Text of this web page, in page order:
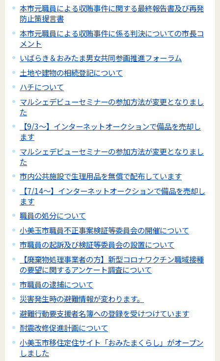
本市元職員による収賄事件に関する最終報告書及び再発
防止策提言書
本市元職員による収賄事件に係る判決についての市長コ
メント
いばらき＆おみたま男女共同参画推進フォーラム
土地や建物の相続登記について
ハチについて
マルシェデビューセミナーの参加方法が変更となりまし
た
【9/3～】インターネットオークションで備品を売却し
ます
マルシェデビューセミナーの参加方法が変更となりまし
た
市内公共施設で生理用品を無償で配布しています
【7/14～】インターネットオークションで備品を売却し
ます
職員の処分について
小美玉市職員不正事案検証等委員会の開催について
市職員の起訴及び検証等委員会の設置について
【廃棄物処理事業者の方】新型コロナワクチン職域接種
の要望に関するアンケート調査について
市職員の逮捕について
災害発生時の避難情報が変わります。
避難行動要支援者名簿への登録を受けつけています
耐震改修促進計画について
小美玉市移住定住サイト「おみたまくらし」がオープン
しました